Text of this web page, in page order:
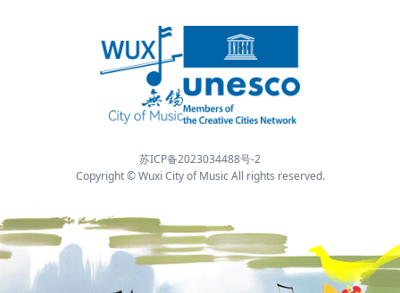
苏ICP备2023034488号-2
Copyright © Wuxi City of Music All rights reserved.